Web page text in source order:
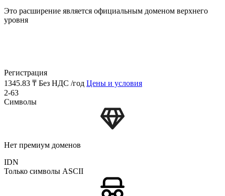
Это расширение является официальным доменом верхнего
уровня
Регистрация
1345.83 ₸ Без НДС /год Цены и условия
2-63
Символы
Нет премиум доменов
IDN
Только символы ASCII